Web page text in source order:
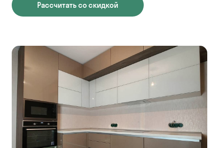
Рассчитать со скидкой